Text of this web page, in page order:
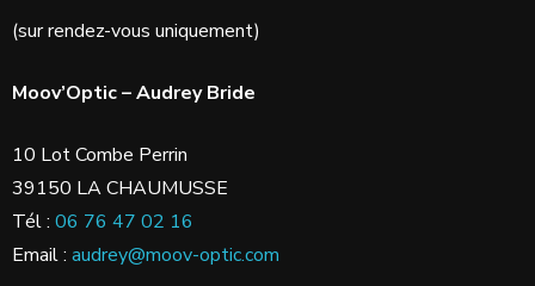
(sur rendez-vous uniquement)
Moov’Optic – Audrey Bride
10 Lot Combe Perrin
39150 LA CHAUMUSSE
Tél : 06 76 47 02 16
Email : audrey@moov-optic.com